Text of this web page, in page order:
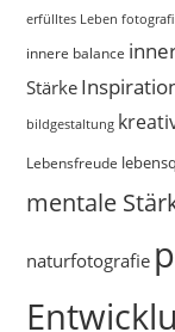
erfülltes Leben
innere balance
Stärke
bildgestaltung
Lebensfreude
mentale
naturfotografie